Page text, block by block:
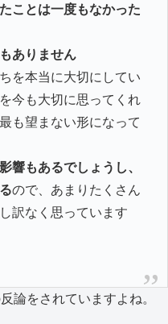
ことは一度もなかった
ありません
を本当に大切にしてい
今も大切に思ってくれ
も望まない形になって
響もあるでしょうし、
ので、あまりたくさん
訳なく思っています
論をされていますよね。